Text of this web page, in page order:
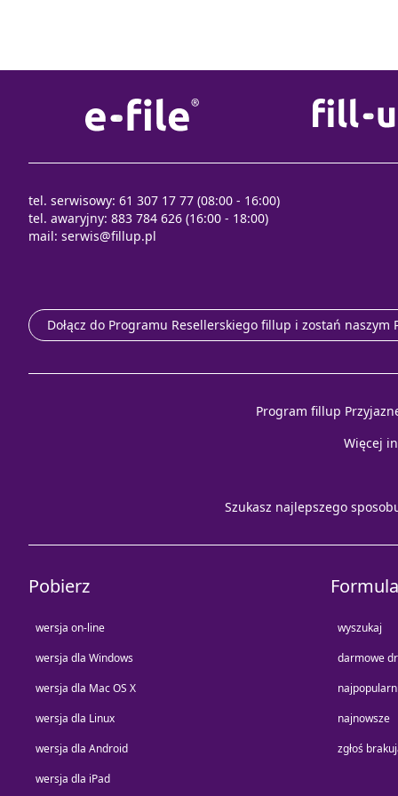
tel. serwisowy: 61 307 17 77 (08:00 - 16:00)
tel. awaryjny: 883 784 626 (16:00 - 18:00)
mail: serwis@fillup.pl
Dołącz do Programu Resellerskiego fillup i zostań naszym
Program fillup
Więcej
Szukasz najlepszego
Pobierz
wersja on-line
wersja dla Windows
wersja dla Mac OS X
wersja dla Linux
wersja dla Android
wersja dla iPad
wyszukaj
darmowe
najnowsze
zgłoś